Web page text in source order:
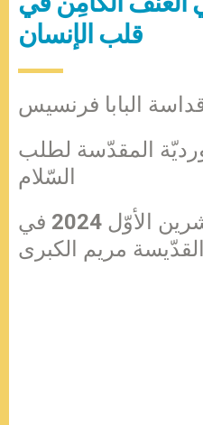
قلب الإنسان
البابا فرنسيس
المقدّسة لطلب
السّلام
يوم الأحد 6 تشرين الأوّل 2024 في
القدّيسة مريم الكبرى